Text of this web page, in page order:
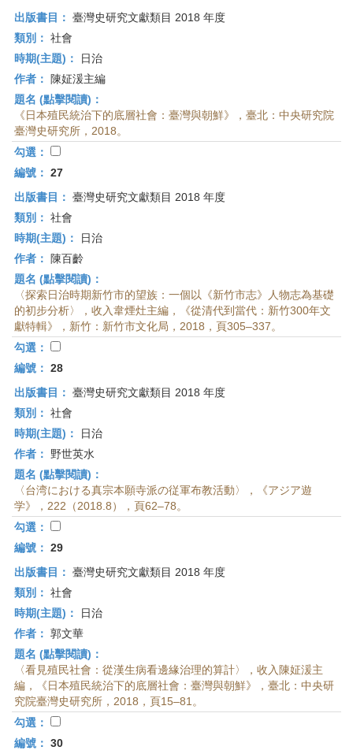
出版書目： 臺灣史研究文獻類目 2018 年度
類別： 社會
時期(主題)：
日治
作者：
陳姃湲主編
題名 (點擊閱讀)：
《日本殖民統治下的底層社會：臺灣與朝鮮》，臺北：中央研究院
臺灣史研究所，2018。
勾選：
編號： 27
出版書目： 臺灣史研究文獻類目 2018 年度
類別： 社會
時期(主題)：
日治
作者：
陳百齡
題名 (點擊閱讀)：
〈探索日治時期新竹市的望族：一個以《新竹市志》人物志為基礎
的初步分析〉，收入韋煙灶主編，《從清代到當代：新竹300年文
獻特輯》，新竹：新竹市文化局，2018，頁305–337。
勾選：
編號： 28
出版書目： 臺灣史研究文獻類目 2018 年度
類別： 社會
時期(主題)：
日治
作者：
野世英水
題名 (點擊閱讀)：
〈台湾における真宗本願寺派の従軍布教活動〉，《アジア遊
学》，222（2018.8），頁62–78。
勾選：
編號： 29
出版書目： 臺灣史研究文獻類目 2018 年度
類別： 社會
時期(主題)：
日治
作者： 郭文華
題名 (點擊閱讀)：
〈看見殖民社會：從漢生病看邊緣治理的算計〉，收入陳姃湲主
編，《日本殖民統治下的底層社會：臺灣與朝鮮》，臺北：中央研
究院臺灣史研究所，2018，頁15–81。
勾選：
編號： 30